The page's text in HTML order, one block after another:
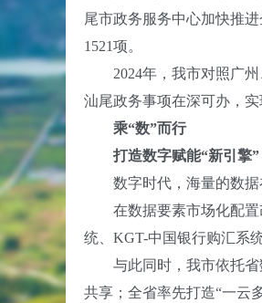
尾市政务服务中心加快推
1521项。
2024年，我市对照广州
汕尾政务事项在深可办，实
乘“数”而行
打造数字赋能“新引擎”
数字时代，海量的数据在
在数据要素市场化配置改
统、KGT-中国银行购汇系
与此同时，我市依托省数
共享；全省率先打造“一云